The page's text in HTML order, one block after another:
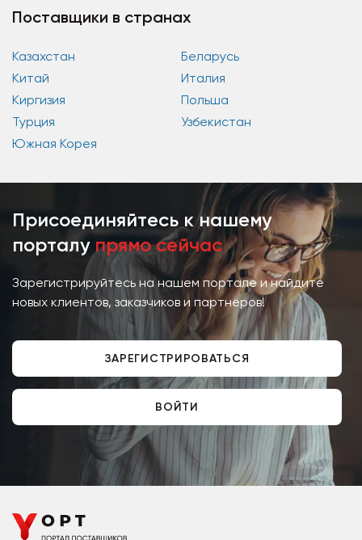
Поставщики в странах
Казахстан
Беларусь
Китай
Италия
Киргизия
Польша
Турция
Узбекистан
Южная Корея
Присоединяйтесь к нашему
порталу прямо сейчас
Зарегистрируйтесь на нашем портале и найдите
новых клиентов, заказчиков и партнёров!
ЗАРЕГИСТРИРОВАТЬСЯ
ВОЙТИ